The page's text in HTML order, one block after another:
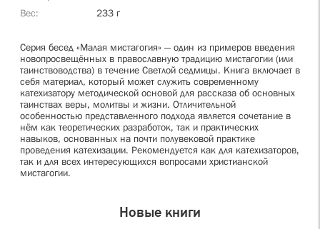
Вес
233 г
Серия бесед «Малая мистагогия» — один из примеров введения
новопросвещённых в православную традицию мистагогии (или
таинствоводства) в течение Светлой седмицы. Книга включает в
себя материал, который может служить современному
катехизатору методической основой для рассказа об основных
таинствах веры, молитвы и жизни. Отличительной
особенностью представленного подхода является сочетание в
нём как теоретических разработок, так и практических
навыков, основанных на почти полувековой практике
проведения катехизации. Рекомендуется как для катехизаторов,
так и для всех интересующихся вопросами христианской
мистагогии.
Новые книги